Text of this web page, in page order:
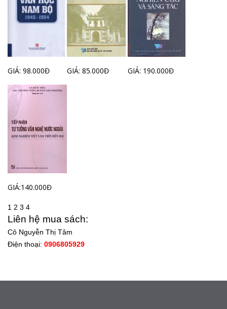
GIÁ: 98.000Đ GIÁ: 85.000Đ GIÁ: 190.000Đ
GIÁ:140.000Đ
1 2 3 4
Liên hệ mua sách:
Cô Nguyễn Thị Tâm
Điện thoại: 0906805929